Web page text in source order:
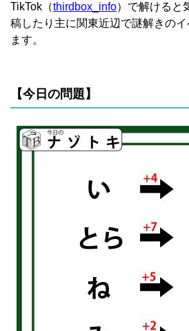
TikTok（thirdbox_info）で解けると
稿したり主に関東近辺で謎解きの
ます。
【今日の問題】